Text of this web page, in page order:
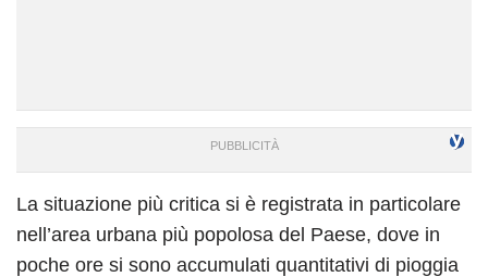
La situazione più critica si è registrata in particolare
nell’area urbana più popolosa del Paese, dove in
poche ore si sono accumulati quantitativi di pioggia